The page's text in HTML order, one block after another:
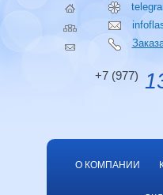
+7 (977)
О КОМПАНИИ